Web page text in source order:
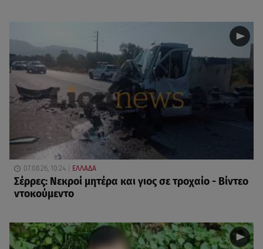
07.08.26, 10:24 ΕΛΛΑΔΑ
Σέρρες: Νεκροί μητέρα και γιος σε τροχαίο - Βίντεο
ντοκούμεντο